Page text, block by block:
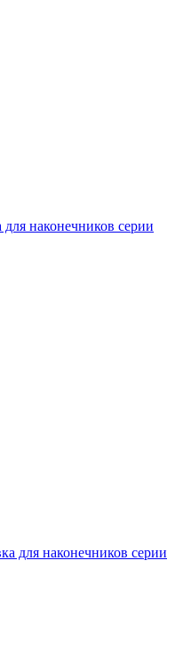
наконечников серии
для наконечников серии